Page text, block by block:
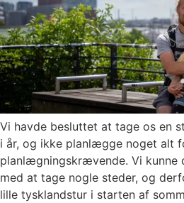
Vi havde besluttet at tage os en
i år, og ikke planlægge noget alt
planlægningskrævende. Vi kunne
med at tage nogle steder, og
lille tysklandstur i starten af